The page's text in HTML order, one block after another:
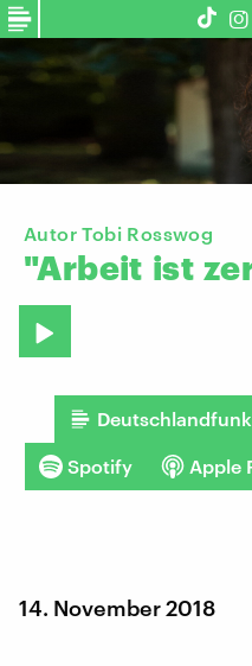
Autor Tobi Rosswog
"Arbeit ist
Spotify Apple
14. November 2018